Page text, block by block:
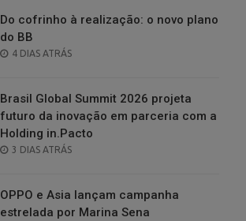
Do cofrinho à realização: o novo plano
do BB
POSTED
4 DIAS ATRÁS
Brasil Global Summit 2026 projeta
futuro da inovação em parceria com a
Holding in.Pacto
POSTED
3 DIAS ATRÁS
OPPO e Asia lançam campanha
estrelada por Marina Sena